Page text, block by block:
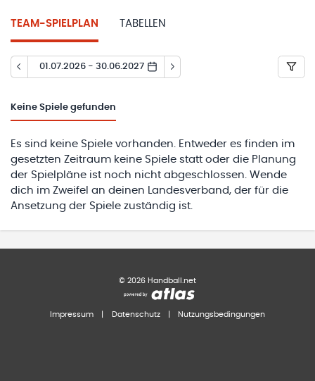
TEAM-SPIELPLAN TABELLEN
01.07.2026 - 30.06.2027
Keine Spiele gefunden
Es sind keine Spiele vorhanden. Entweder es finden im
gesetzten Zeitraum keine Spiele statt oder die Planung
der Spielpläne ist noch nicht abgeschlossen. Wende
dich im Zweifel an deinen Landesverband, der für die
Ansetzung der Spiele zuständig ist.
© 2026 Handball.net
Impressum Datenschutz Nutzungsbedingungen